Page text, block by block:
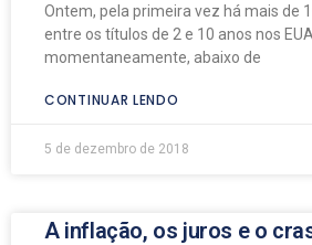
Ontem, pela primeira vez há mais de
entre os títulos de 2 e 10 anos nos
momentaneamente, abaixo de
CONTINUAR LENDO
5 de dezembro de 2018
A inflação, os juros e o